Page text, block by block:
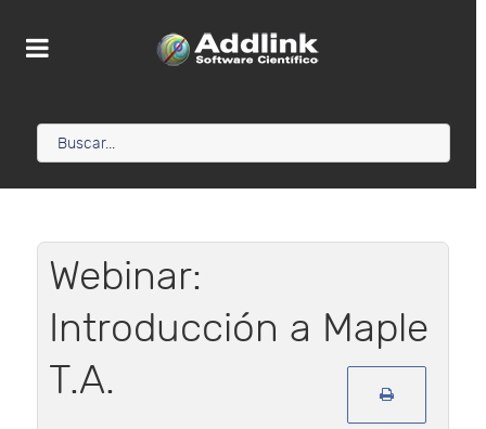
Webinar:
Introducción a Maple
T.A.